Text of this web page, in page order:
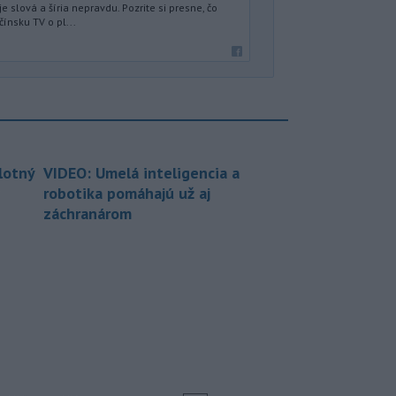
slová a šíria nepravdu. Pozrite si presne, čo
TV o pl...
VIDEO: Umelá inteligencia a
robotika pomáhajú už aj
záchranárom